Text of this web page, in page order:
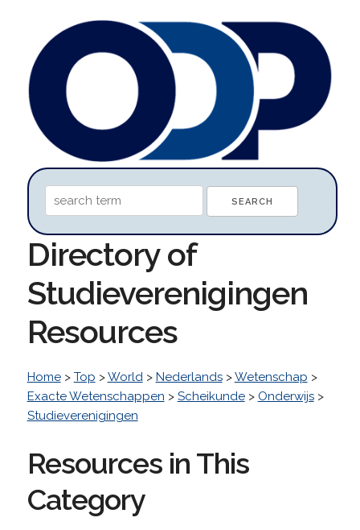
Directory of
Studieverenigingen
Resources
Home> Top >World> Nederlands>Wetenschap >
Exacte Wetenschappen > Scheikunde> Onderwijs>
Studieverenigingen
Resources in This
Category